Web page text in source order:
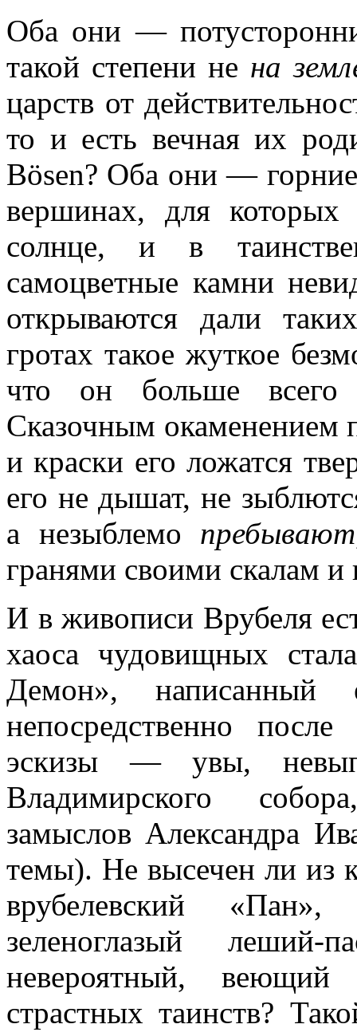
Оба они —
такой степени не на
царств от
то и есть вечная их
Bösen? Оба они —
вершинах, для
солнце, и в
самоцветные камни
открываются дали
гротах такое жуткое
что он больше всего
Сказочным окаменением
и краски его ложатся
его не дышат, не
а незыблемо пребывают
гранями своими скалам
И в живописи Врубеля
хаоса чудовищных
Демон»,
непосредственно
эскизы — увы,
Владимирского
замыслов Александра
темы). Не высечен ли из
врубелевский
зеленоглазый леший-
невероятный,
страстных таинств?